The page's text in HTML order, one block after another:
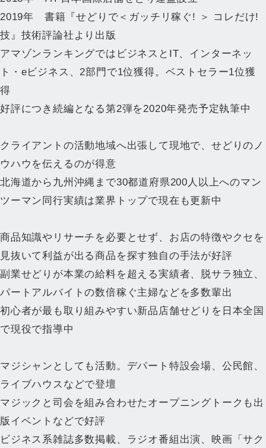
2019年 書籍『せどりで＜ガッチリ稼ぐ! ＞ コレだけ!
技』技術評論社より出版
アマゾンランキングではビジネスとIT、インターネッ
ト・eビジネス、2部門で1位獲得。ベストセラー1位獲
得
好評につき続編となる第2弾を2020年発売予定執筆中
クライアントの活動地域へ出張して現地で、せどりのノ
ウハウを伝えるのが得意
北海道から九州沖縄まで30都道府県200人以上へのマン
ツーマン同行実績は業界トップで現在も更新中
商品知識やリサーチを必要とせず、お店の特徴やクセを
見抜いて利益が出る商品を探す独自の手法が好評
副業せどりが本業の給料を超える実績者、脱サラ独立、
パートアルバイトの数倍稼ぐ主婦などを多数輩出
初心者が最も取り組みやすい新品店舗せどりを日本全国
で現役で指導中
マジシャンとしても活動。デパート特設会場、公民館、
ライブハウスなどで登壇
マジックと司会を組み合わせたオープニングトークも出
版イベントなどで好評
ビジネス系雑誌多数掲載、ラジオ番組出演、映画「サク